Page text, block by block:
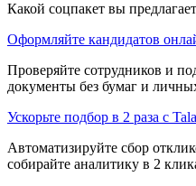
Какой соцпакет вы
Оформляйте кандидатов
Проверяйте сотрудников и
документы без бумаг и
Ускорьте подбор в 2 раза с
Автоматизируйте сбор
собирайте аналитику в 2